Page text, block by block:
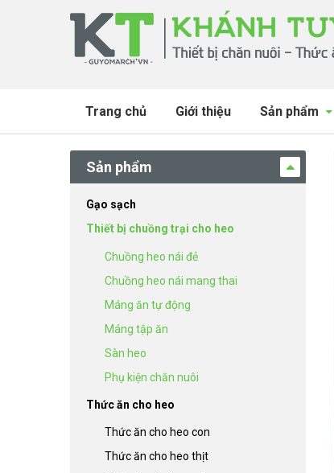
Đi
đến
Điều
hướng
Chuyển
đến
dung
Trang chủ Giới thiệu Sản phẩm
Sản phẩm
Gạo sạch
Thiết bị chuồng trại cho heo
Chuồng heo nái đẻ
Chuồng heo nái mang thai
Máng ăn tự động
Máng tập ăn
Sàn heo
Phụ kiện chăn nuôi
Thức ăn cho heo
Thức ăn cho heo con
Thức ăn cho heo thịt